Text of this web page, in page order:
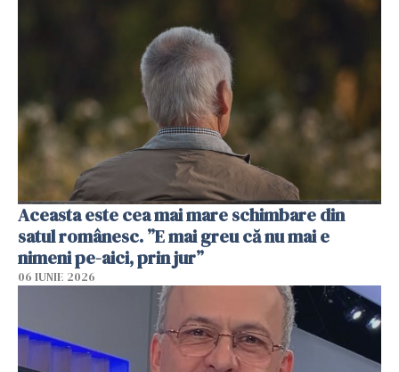
Aceasta este cea mai mare schimbare din
satul românesc. ”E mai greu că nu mai e
nimeni pe-aici, prin jur”
06 IUNIE 2026